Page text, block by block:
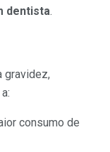
dentista.
gravidez,
consumo de